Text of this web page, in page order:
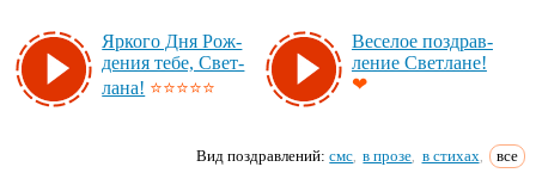
Яр­ко­го Дня Рож­
де­ния те­бе, Свет­
ла­на! ⭐⭐⭐⭐⭐
Ве­се­лое поз­драв­
ле­ние Свет­ла­не!
❤
Вид поздравлений:смс, в прозе, в стихах, все